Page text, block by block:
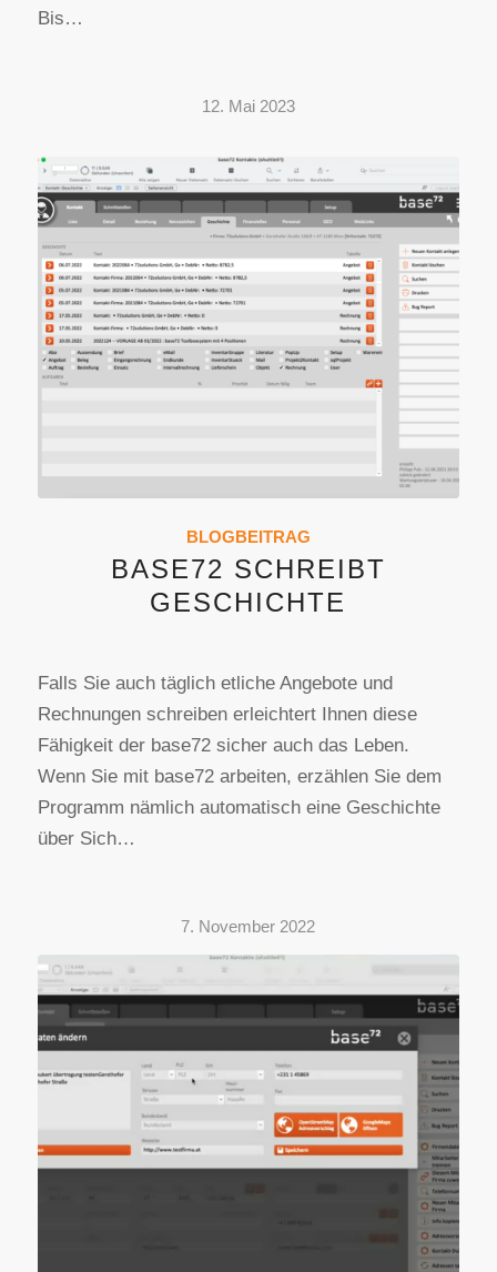
Bis…
12. Mai 2023
BLOGBEITRAG
BASE72 SCHREIBT
GESCHICHTE
Falls Sie auch täglich etliche Angebote und
Rechnungen schreiben erleichtert Ihnen diese
Fähigkeit der base72 sicher auch das Leben.
Wenn Sie mit base72 arbeiten, erzählen Sie dem
Programm nämlich automatisch eine Geschichte
über Sich…
7. November 2022